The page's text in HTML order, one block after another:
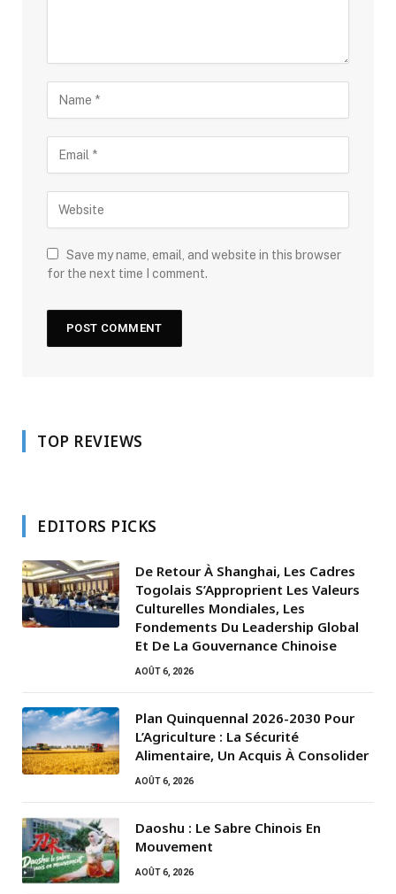
Save my name, email, and website in this browser
for the next time I comment.
TOP REVIEWS
EDITORS PICKS
De Retour À Shanghai, Les Cadres
Togolais S’Approprient Les Valeurs
Culturelles Mondiales, Les
Fondements Du Leadership Global
Et De La Gouvernance Chinoise
AOÛT 6, 2026
Plan Quinquennal 2026-2030 Pour
L’Agriculture : La Sécurité
Alimentaire, Un Acquis À Consolider
AOÛT 6, 2026
Daoshu : Le Sabre Chinois En
Mouvement
AOÛT 6, 2026